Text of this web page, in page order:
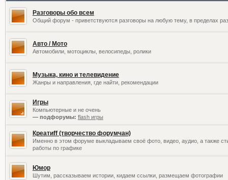
Разговоры обо всем
Общий форум - приветствуются разговоры на любую тему, в пределах
Авто / Мото
Автомобили, мотоциклы, велосипеды, ролики
Музыка, кино и телевидение
Жанры и направления, где найти, рекомендации
Игры
Компьютерные и не очень
— подфорумы: flash игры
Креатиff (творчество форумчан)
Именно в этом форуме выкладываем своё фото, видео, аудио, а также
работы по графике
Юмор
Шутим, рассказываем истории, кидаем ссылки, размещаем фотографии